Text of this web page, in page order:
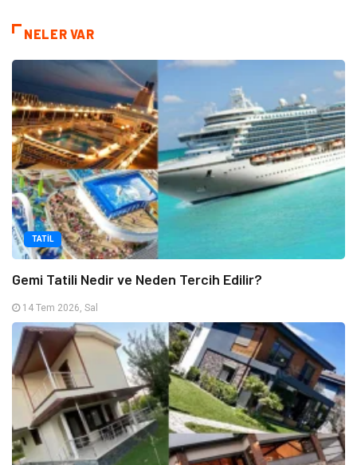
NELER VAR
TATIL
Gemi Tatili Nedir ve Neden Tercih Edilir?
14 Tem 2026, Sal